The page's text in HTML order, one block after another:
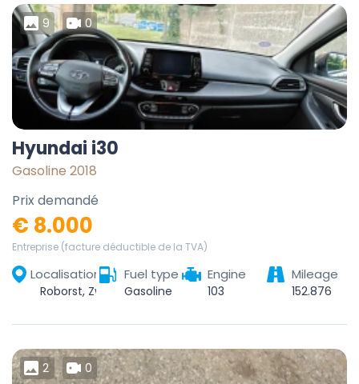
9 0
Hyundai i30
Gasoline 2018
Prix demandé
€ 8.000
Entreprise (facture déductible de la TVA)
Localisation Fuel type
Gasoline
Engine
103
Mileage
152.876
2 0